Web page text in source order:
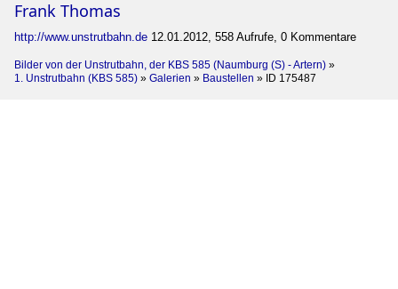
Frank Thomas
http://www.unstrutbahn.de 12.01.2012, 558 Aufrufe, 0 Kommentare
Bilder von der Unstrutbahn, der KBS 585 (Naumburg (S) - Artern) »
1. Unstrutbahn (KBS 585) » Galerien » Baustellen » ID 175487